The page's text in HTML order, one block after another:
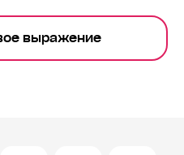
выражение